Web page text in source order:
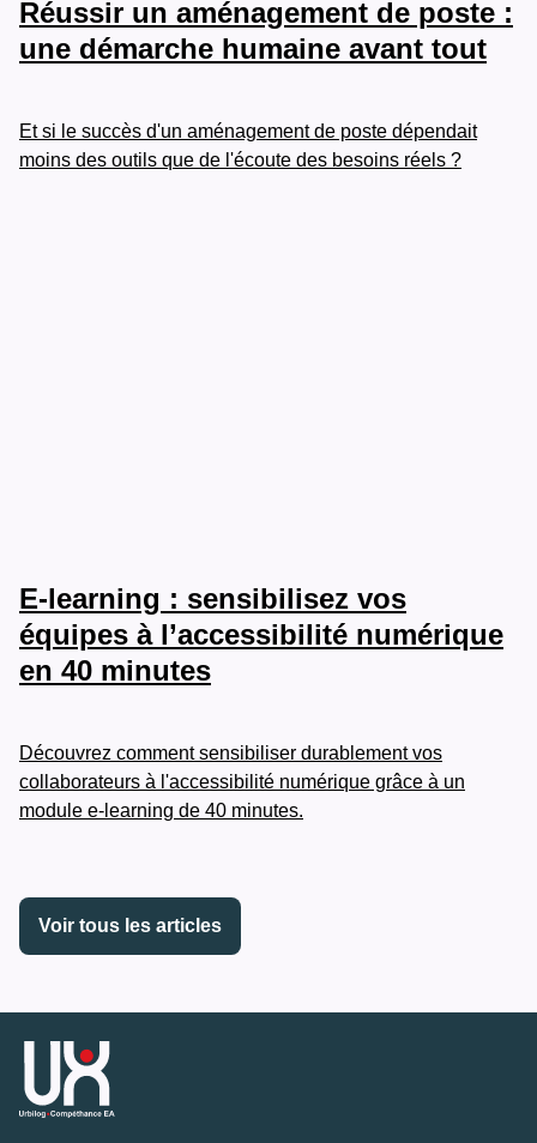
Réussir un aménagement de poste :
une démarche humaine avant tout
Et si le succès d'un aménagement de poste dépendait
moins des outils que de l'écoute des besoins réels ?
E-learning : sensibilisez vos
équipes à l’accessibilité numérique
en 40 minutes
Découvrez comment sensibiliser durablement vos
collaborateurs à l'accessibilité numérique grâce à un
module e-learning de 40 minutes.
Voir tous les articles